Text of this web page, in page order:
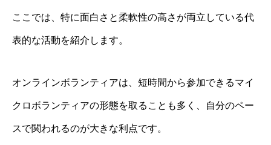
ここでは、特に面白さと柔軟性の高さが両立している代
表的な活動を紹介します。
オンラインボランティアは、短時間から参加できるマイ
クロボランティアの形態を取ることも多く、自分のペー
スで関われるのが大きな利点です。